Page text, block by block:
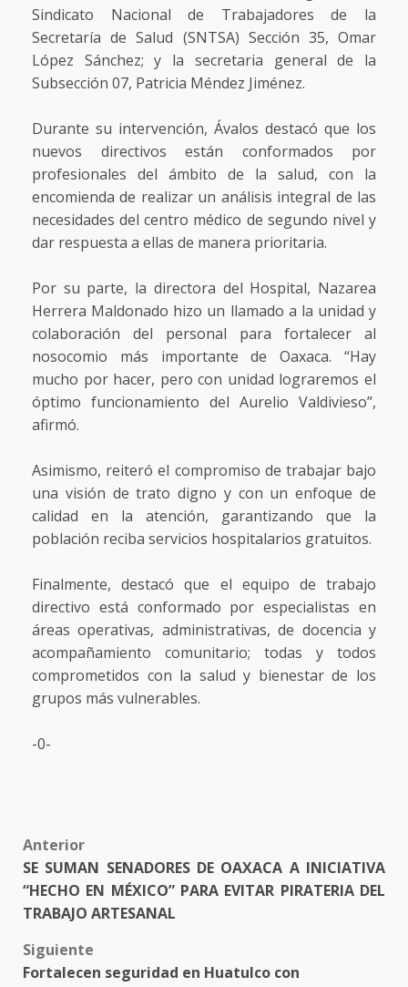
Sindicato Nacional de Trabajadores de la
Secretaría de Salud (SNTSA) Sección 35, Omar
López Sánchez; y la secretaria general de la
Subsección 07, Patricia Méndez Jiménez.
Durante su intervención, Ávalos destacó que los
nuevos directivos están conformados por
profesionales del ámbito de la salud, con la
encomienda de realizar un análisis integral de las
necesidades del centro médico de segundo nivel y
dar respuesta a ellas de manera prioritaria.
Por su parte, la directora del Hospital, Nazarea
Herrera Maldonado hizo un llamado a la unidad y
colaboración del personal para fortalecer al
nosocomio más importante de Oaxaca. “Hay
mucho por hacer, pero con unidad lograremos el
óptimo funcionamiento del Aurelio Valdivieso”,
afirmó.
Asimismo, reiteró el compromiso de trabajar bajo
una visión de trato digno y con un enfoque de
calidad en la atención, garantizando que la
población reciba servicios hospitalarios gratuitos.
Finalmente, destacó que el equipo de trabajo
directivo está conformado por especialistas en
áreas operativas, administrativas, de docencia y
acompañamiento comunitario; todas y todos
comprometidos con la salud y bienestar de los
grupos más vulnerables.
-0-
Post
navigation
Anterior
SE SUMAN SENADORES DE OAXACA A INICIATIVA
“HECHO EN MÉXICO” PARA EVITAR PIRATERIA DEL
TRABAJO ARTESANAL
Siguiente
Fortalecen seguridad en Huatulco con